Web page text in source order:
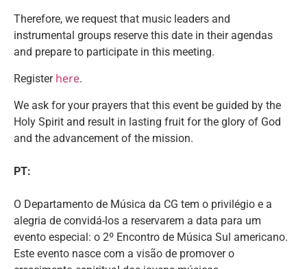
Therefore, we request that music leaders and
instrumental groups reserve this date in their agendas
and prepare to participate in this meeting.
Register here.
We ask for your prayers that this event be guided by the
Holy Spirit and result in lasting fruit for the glory of God
and the advancement of the mission.
PT:
O Departamento de Música da CG tem o privilégio e a
alegria de convidá-los a reservarem a data para um
evento especial: o 2º Encontro de Música Sul americano.
Este evento nasce com a visão de promover o